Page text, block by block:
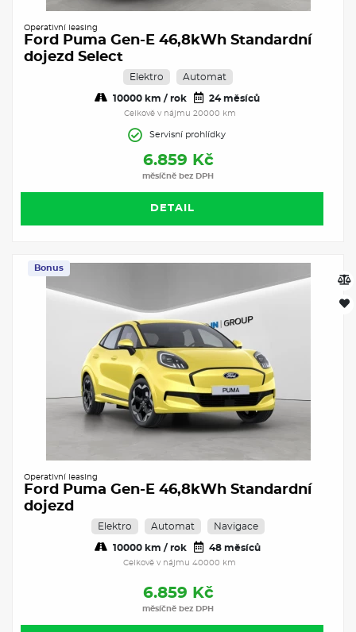
Operativní leasing
Ford Puma Gen-E 46,8kWh Standardní
dojezd Select
Elektro Automat
10000 km / rok 24 měsíců
Celkově v nájmu 20000 km
Servisní prohlídky
6.859 Kč
měsíčně bez DPH
DETAIL
Bonus
Operativní leasing
Ford Puma Gen-E 46,8kWh Standardní
dojezd
Elektro Automat Navigace
10000 km / rok 48 měsíců
Celkově v nájmu 40000 km
6.859 Kč
měsíčně bez DPH